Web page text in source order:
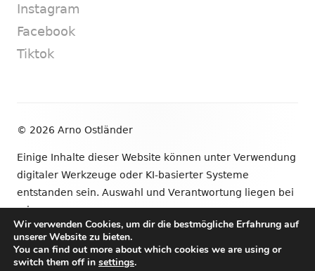
Instagram
Facebook
Tiktok
© 2026 Arno Ostländer
Einige Inhalte dieser Website können unter Verwendung
digitaler Werkzeuge oder KI-basierter Systeme
entstanden sein. Auswahl und Verantwortung liegen bei
mir.
•VerwendetTiny Framework
Wir verwenden Cookies, um dir die bestmögliche Erfahrung auf
unserer Website zu bieten.
You can find out more about which cookies we are using or
switch them off in settings.